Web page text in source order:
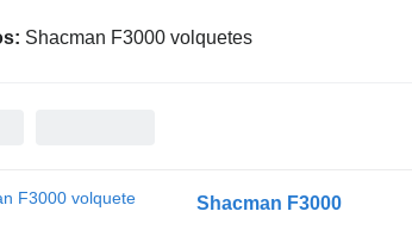
Shacman F3000 volquetes
Shacman F3000